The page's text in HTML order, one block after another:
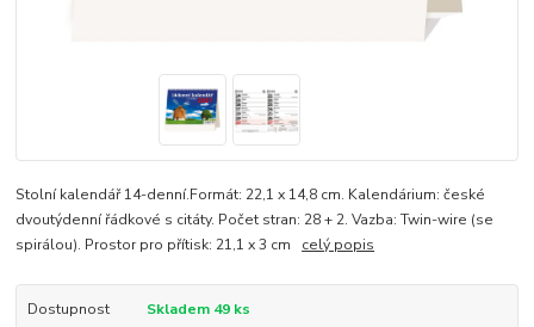
Stolní kalendář 14-denní.Formát: 22,1 x 14,8 cm. Kalendárium: české
dvoutýdenní řádkové s citáty. Počet stran: 28 + 2. Vazba: Twin-wire (se
spirálou). Prostor pro přítisk: 21,1 x 3 cm celý popis
Dostupnost Skladem 49 ks